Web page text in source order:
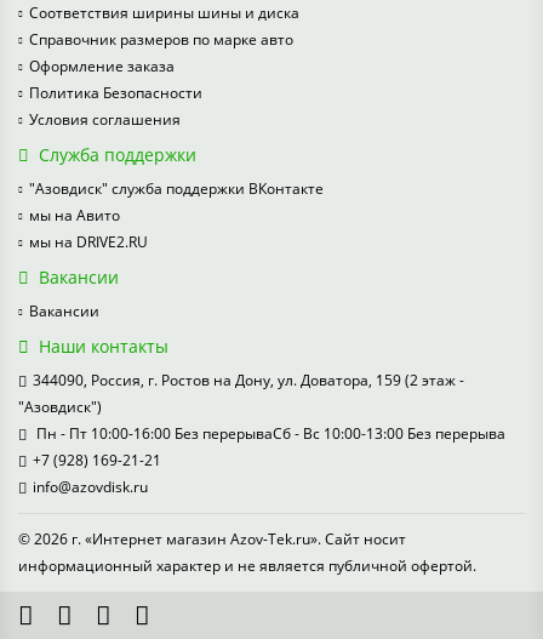
Соответствия ширины шины и диска
Справочник размеров по марке авто
Оформление заказа
Политика Безопасности
Условия соглашения
Служба поддержки
"Азовдиск" служба поддержки ВКонтакте
мы на Авито
мы на DRIVE2.RU
Вакансии
Вакансии
Наши контакты
344090, Россия, г. Ростов на Дону, ул. Доватора, 159 (2 этаж -
"Азовдиск")
Пн - Пт 10:00-16:00 Без перерываСб - Вс 10:00-13:00 Без перерыва
+7 (928) 169-21-21
info@azovdisk.ru
© 2026 г. «Интернет магазин Azov-Tek.ru». Сайт носит
информационный характер и не является публичной офертой.